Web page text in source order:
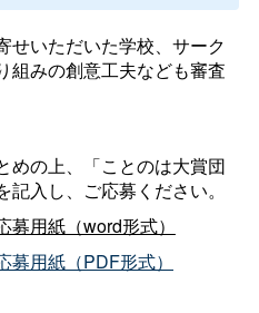
せいただいた学校、サーク
組みの創意工夫なども審査
の上、「ことのは大賞団
入し、ご応募ください。
募用紙（word形式）
募用紙（PDF形式）